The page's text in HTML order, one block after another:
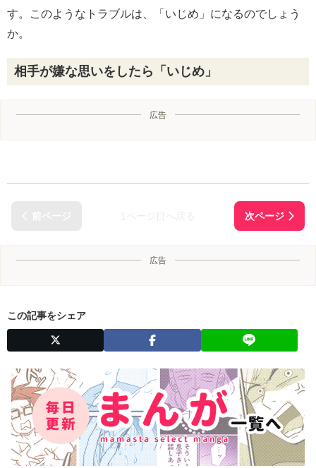
す。このようなトラブルは、「いじめ」になるのでしょう
か。
相手が嫌な思いをしたら「いじめ」
広告
広告
この記事をシェア